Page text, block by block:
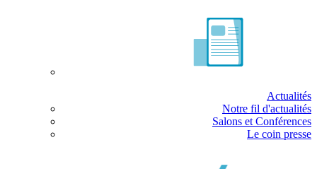
Actualités
Notre fil d'actualités
Salons et Conférences
Le coin presse